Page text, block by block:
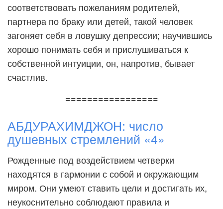
соответствовать пожеланиям родителей,
партнера по браку или детей, такой человек
загоняет себя в ловушку депрессии; научившись
хорошо понимать себя и прислушиваться к
собственной интуиции, он, напротив, бывает
счастлив.
=================
АБДУРАХИМДЖОН: число
душевных стремлений «4»
Рожденные под воздействием четверки
находятся в гармонии с собой и окружающим
миром. Они умеют ставить цели и достигать их,
неукоснительно соблюдают правила и